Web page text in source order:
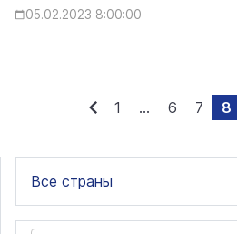
05.02.2023 8:00:00
1 ... 6 7 8
Все страны